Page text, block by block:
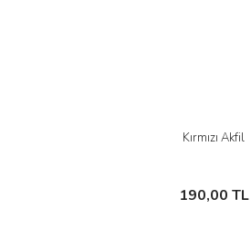
Kırmızı Akfil
190,00 TL
İncele
Sepete Ekle